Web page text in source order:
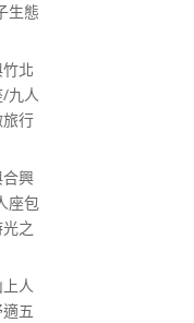
生態
竹北
九人
行
合興
座包
之
上人
五